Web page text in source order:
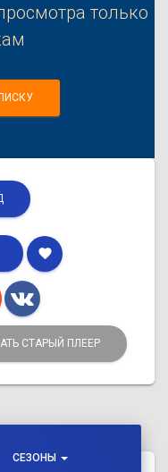
только
favorite
СТАРЫЙ ПЛЕЕР
СЕЗОНЫ